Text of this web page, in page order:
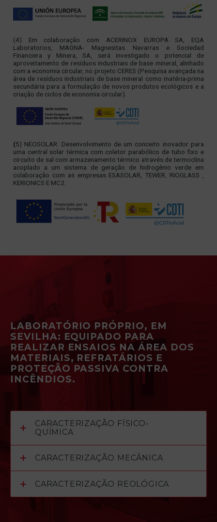
(4) Em colaboração com ACERINOX EUROPA SA, EQA
Laboratorios, MAGNA- Magnesitas Navarras e Sociedad
Financiera y Minera, SA, será investigado o potencial de
aproveitamento de resíduos industriais de base mineral, alinhado
com a economia circular, no projeto CERES (Pesquisa avançada na
área de resíduos industriais de base mineral como matéria-prima
secundária para a formulação de novos produtos ecológicos e a
criação de ciclos de economia circular).
(5) NEOSOLAR: Desenvolvimento de um conceito inovador para
uma central solar térmica com coletor parabólico de tubo fixo e
circuito de sal com armazenamento térmico através de termoclina
acoplado a um sistema de geração de hidrogênio verde em
colaboração com as empresas ESASOLAR, TEWER, RIOGLASS ,
KERIONICS E MC2.
LABORATÓRIO PRÓPRIO, EM
SEVILHA: EQUIPADO PARA
REALIZAR ENSAIOS NA ÁREA DOS
MATERIAIS, REFRATÁRIOS E
PROTEÇÃO PASSIVA CONTRA
INCÊNDIOS.
CARACTERIZAÇÃO FÍSICO-
QUÍMICA
CARACTERIZAÇÃO MECÂNICA
CARACTERIZAÇÃO REOLÓGICA